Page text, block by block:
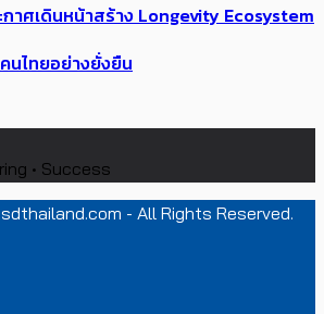
าศเดินหน้าสร้าง Longevity Ecosystem
ไทยอย่างยั่งยืน
• Success
- All Rights Reserved.